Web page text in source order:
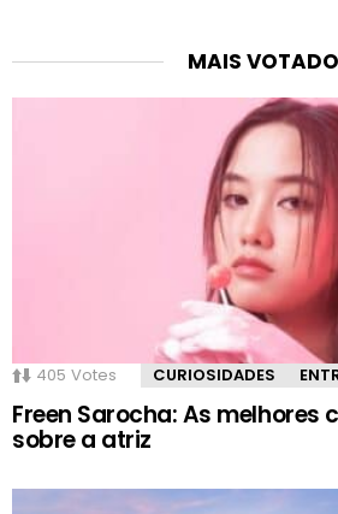
MAIS
405 Votes CURIOSIDADES
Freen Sarocha: As melhores
sobre a atriz